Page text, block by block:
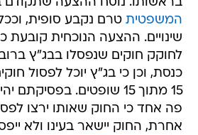
כנסת, וכן כי בג"ץ יוכל לפסול
15 מתוך 15 שופטים.
פה אחד כי החוק שאותו ירצו
אחרת, החוק יישאר בעינו ולא